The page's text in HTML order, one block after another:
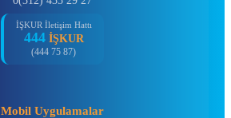
İŞKUR İletişim Hattı
444 İŞKUR
(444 75 87)
Mobil Uygulamalar